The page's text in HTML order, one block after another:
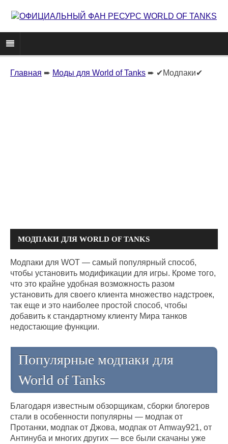
Главная ➨ Моды для World of Tanks ➨ ✔Модпаки✔
МОДПАКИ ДЛЯ WORLD OF TANKS
Модпаки для WOT — самый популярный способ,
чтобы установить модификации для игры. Кроме того,
что это крайне удобная возможность разом
установить для своего клиента множество надстроек,
так еще и это наиболее простой способ, чтобы
добавить к стандартному клиенту Мира танков
недостающие функции.
Популярные модпаки для
World of Tanks
Благодаря известным обзорщикам, сборки блогеров
стали в особенности популярны — модпак от
Протанки, модпак от Джова, модпак от Amway921, от
Антинуба и многих других — все были скачаны уже